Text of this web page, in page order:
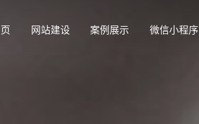
网站建设 案例展示 微信小程序